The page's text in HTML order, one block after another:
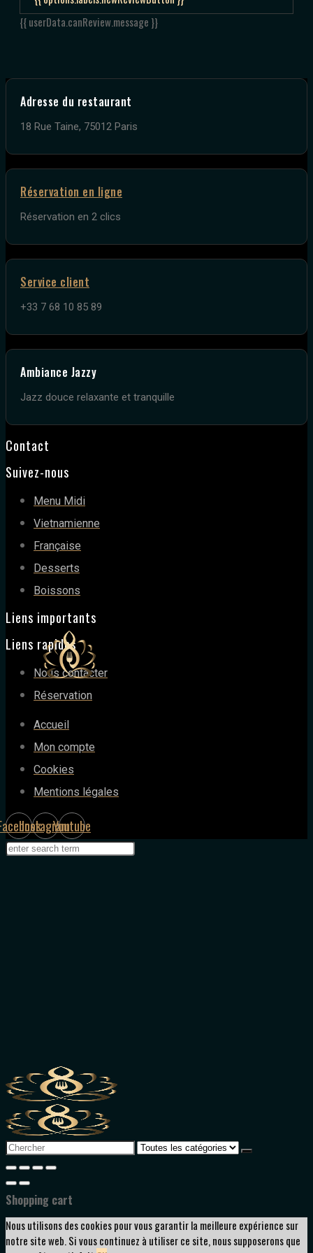
{{ userData.canReview.message }}
Adresse du restaurant
18 Rue Taine, 75012 Paris
Réservation en ligne
Réservation en 2 clics
Service client
+33 7 68 10 85 89
Ambiance Jazzy
Jazz douce relaxante et tranquille
Contact
Suivez-nous
Menu Midi
Vietnamienne
Française
Desserts
Boissons
Liens importants
Liens rapides
Nous contacter
Réservation
Accueil
Mon compte
Cookies
Mentions légales
InstagramYoutube
Search
Shopping cart
Nous utilisons des cookies pour vous garantir la meilleure expérience sur
notre site web. Si vous continuez à utiliser ce site, nous supposerons que